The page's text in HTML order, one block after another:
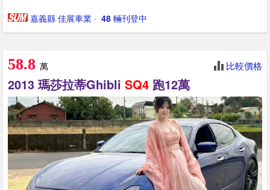
嘉義縣 佳展車業 · ‎ 48 輛刊登中
58.8 萬 比較價格
2013 瑪莎拉蒂Ghibli SQ4 跑12萬